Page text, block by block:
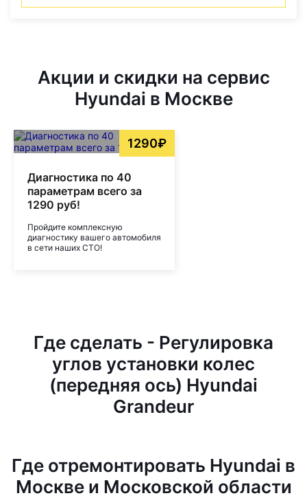
Акции и скидки на сервис
Hyundai в Москве
1290₽
Диагностика по 40
параметрам всего за
1290 руб!
Пройдите комплексную
диагностику вашего автомобиля
в сети наших СТО!
Где сделать - Регулировка
углов установки колес
(передняя ось) Hyundai
Grandeur
Где отремонтировать Hyundai в
Москве и Московской области